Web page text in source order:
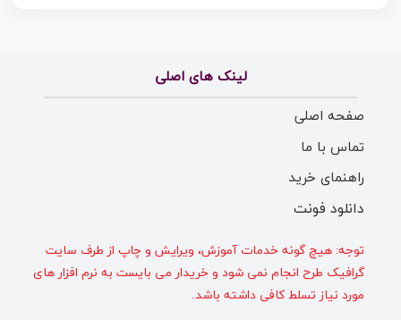
لینک های اصلی
صفحه اصلی
تماس با ما
راهنمای خرید
دانلود فونت
توجه: هیچ گونه خدمات آموزش، ویرایش و چاپ از طرف سایت
گرافیک طرح انجام نمی شود و خریدار می بایست به نرم افزار های
مورد نیاز تسلط کافی داشته باشد.